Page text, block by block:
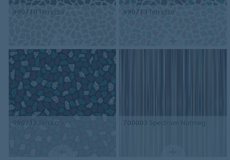
990710Terrazzo 990713 Terrazzo
990712Terrazzo 700003 Spectrum Nutmeg